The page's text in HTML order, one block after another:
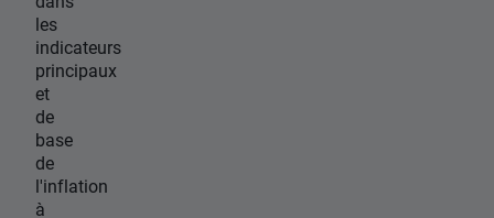
les
indicateurs
principaux
et
de
base
de
l'inflation
à